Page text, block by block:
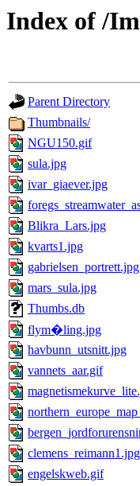
Index of /
Parent Directory
Thumbnails/
NGU150.gif
sula.jpg
ivar_giaever.jpg
Blikra_Lars.jpg
kvarts1.jpg
gabrielsen_portrett.jpg
mars_sula.jpg
Thumbs.db
flym�ling.jpg
havbunn_utsnitt.jpg
vannets_aar.gif
clemens_reimann1.jpg
engelskweb.gif